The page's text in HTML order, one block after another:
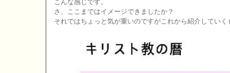
こんな感じです。
さ、ここまではイメージできましたか？
それではちょっと気が重いのですがこれから紹介してい